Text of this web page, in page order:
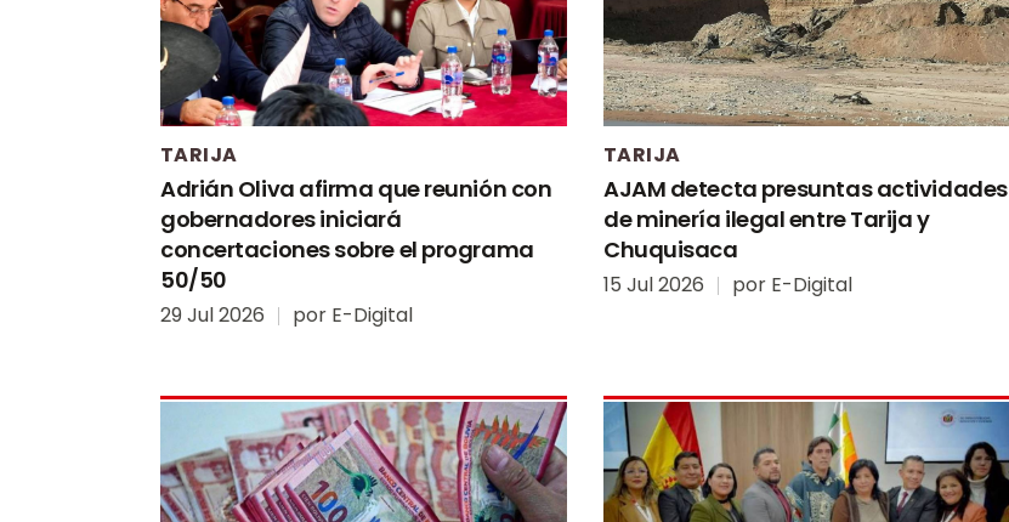
TARIJA
Adrián Oliva afirma que reunión con
gobernadores iniciará
concertaciones sobre el programa
50/50
29 Jul 2026 por E-Digital
TARIJA
AJAM detecta presuntas actividades
de minería ilegal entre Tarija y
Chuquisaca
15 Jul 2026 por E-Digital